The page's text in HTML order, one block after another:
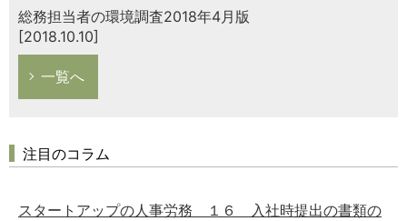
総務担当者の環境調査2018年4月版
[2018.10.10]
一覧へ
注目のコラム
スタートアップの人事労務 １６ 入社時提出の書類の